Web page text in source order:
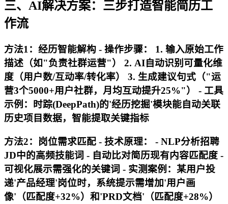
三、AI解决方案：三步打造智能简历工
作流
方法1：经历智能解构 - 操作步骤： 1. 输入原始工作
描述（如"负责社群运营"） 2. AI自动识别可量化维
度（用户数/互动率/转化率） 3. 生成建议句式（"运
营3个5000+用户社群，月均互动提升25%"） - 工具
示例 ：时踪(DeepPath)的'经历挖掘'模块能自动关联
历史项目数据，智能提取关键指标
方法2：岗位需求匹配 - 技术原理： - NLP分析招聘
JD中的高频技能词 - 自动比对简历现有内容匹配度 -
可视化展示需强化的关键词 - 实测案例 ：某用户投
递'产品经理'岗位时，系统提示需增加'用户画
像'（匹配度+32%）和'PRD文档'（匹配度+28%）